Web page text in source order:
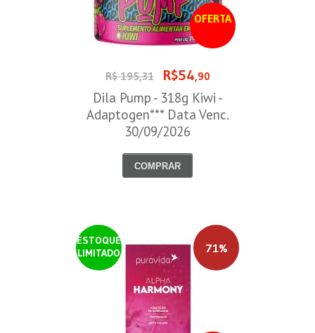
OFERTA
R$ 195,31 R$54,90
Dila Pump - 318g Kiwi -
Adaptogen*** Data Venc.
30/09/2026
COMPRAR
ESTOQUE
LIMITADO
71%